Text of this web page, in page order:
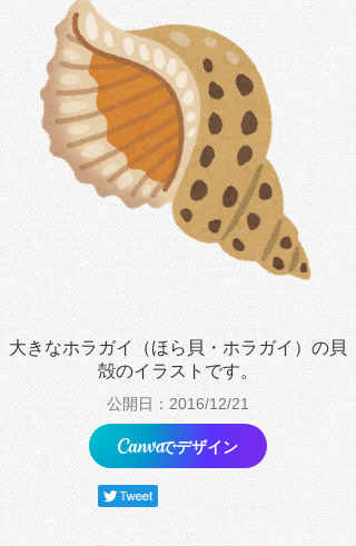
大きなホラガイ（ほら貝・ホラガイ）の貝
殻のイラストです。
公開日：2016/12/21
でデザイン